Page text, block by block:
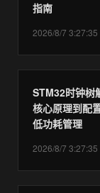
指南
2026/8/7 3:27:35
STM32时钟树
核心原理到配
低功耗管理
2026/8/7 3:27:35